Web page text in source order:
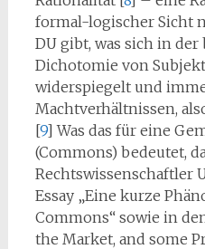
formal-logischer Sicht
DU gibt, was sich in
Dichotomie von
widerspiegelt und
Machtverhältnissen,
[9] Was das für eine
(Commons) bedeutet,
Rechtswissenschaftler
Essay „Eine kurze
Commons“ sowie in
the Market, and some